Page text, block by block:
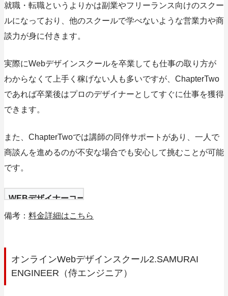
就職・転職というよりかは副業やフリーランス向けのスクー
ルになっており、他のスクールで学べないような営業力や商
談力が身に付きます。
実際にWebデザインスクールを卒業しても仕事の取り方が
わからなくて上手く稼げない人も多いですが、 ChapterTwo
であれば卒業後はプロのデザイナーとしてすぐに仕事を獲得
できます。
また、ChapterTwoでは講師の同伴サポートがあり、一人で
商談んを進めるのが不安な場合でも安心して挑むことが可能
です。
WEBデザイナーコース
備考： 料金詳細はこちら
オンラインWebデザインスクール2.SAMURAI
ENGINEER（侍エンジニア）